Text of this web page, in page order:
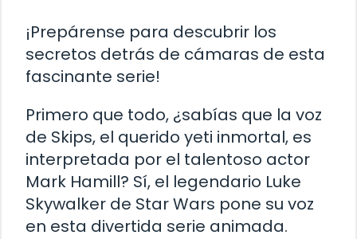
¡Prepárense para descubrir los
secretos detrás de cámaras de esta
fascinante serie!
Primero que todo, ¿sabías que la voz
de Skips, el querido yeti inmortal, es
interpretada por el talentoso actor
Mark Hamill? Sí, el legendario Luke
Skywalker de Star Wars pone su voz
en esta divertida serie animada.